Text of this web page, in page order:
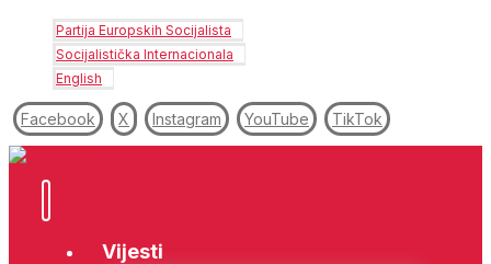
Partija Europskih Socijalista
Socijalistička Internacionala
English
Facebook X Instagram YouTube TikTok
Vijesti